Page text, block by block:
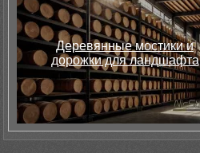
Деревянные мостики и
дорожки для ландшафта